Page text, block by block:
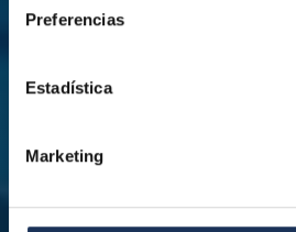
Preferencias
Estadística
Marketing